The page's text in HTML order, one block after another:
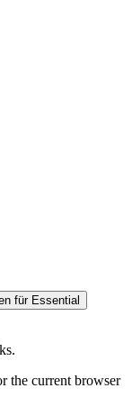
für Essential
the current browser